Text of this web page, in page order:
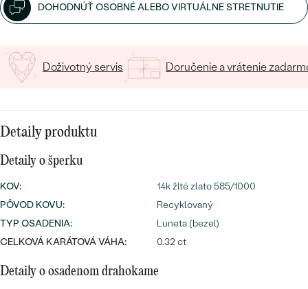
Najpredávanejšie
svadobné
obrúčky
PREZRIEŤ
PODĽA MATERIÁLU
ZLATO
PLATINA
STRIEBRO
S DRAHOKAMAMI
S LAB GROWN DIAMANTMI
PODĽA ŠTÝLU
PERSONALIZOVANÉ
SYMBOLICKÉ
MINIMALISTICKÉ
PODĽA PRÍLEŽITOSTI
CENOVO DOSTUPNÉ
LUXUSNÉ
LUXUSNÉ
DOHODNÚŤ OSOBNÉ ALEBO VIRTUÁLNE STRETNUTIE
Doživotný servis Doručenie a vrátenie
Detaily produktu
Detaily o šperku
KOV:
14k žlté zlato 585/1000
PÔVOD KOVU:
Recyklovaný
TYP OSADENIA:
Luneta (bezel)
CELKOVÁ KARÁTOVÁ VÁHA:
0.32 ct
Detaily o osadenom drahokame